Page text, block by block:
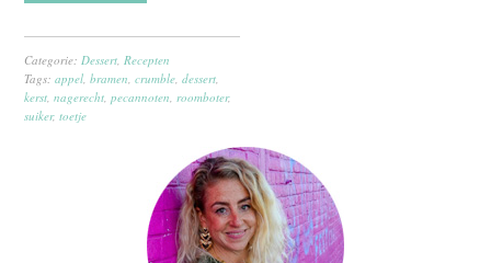
Categorie:Dessert,Recepten
Tags:appel,bramen,crumble,dessert,
kerst,nagerecht,pecannoten,roomboter,
suiker,toetje